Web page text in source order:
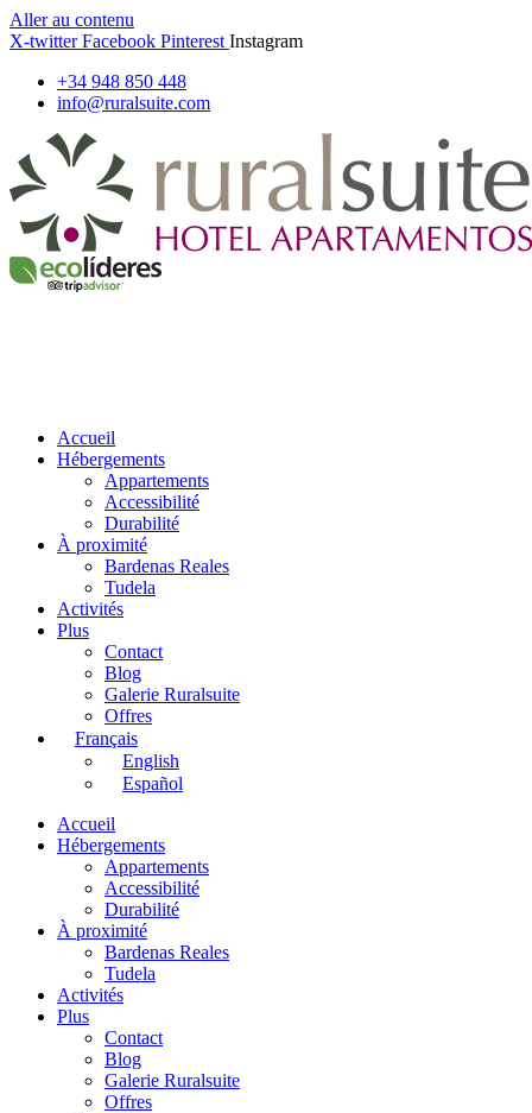
Aller au contenu
X-twitter Facebook Pinterest Instagram
+34 948 850 448
info@ruralsuite.com
Accueil
Hébergements
Appartements
Accessibilité
Durabilité
À proximité
Bardenas Reales
Tudela
Activités
Plus
Contact
Blog
Galerie Ruralsuite
Offres
Français
English
Español
Accueil
Hébergements
Appartements
Accessibilité
Durabilité
À proximité
Bardenas Reales
Tudela
Activités
Plus
Contact
Blog
Galerie Ruralsuite
Offres